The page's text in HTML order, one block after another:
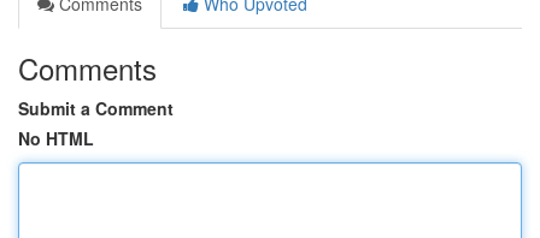
Comments
Submit a Comment
No HTML